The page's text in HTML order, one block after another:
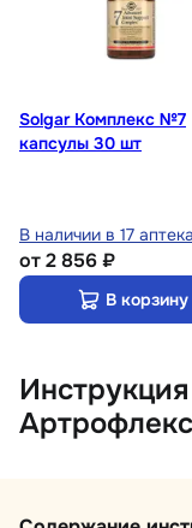
Solgar Комплекс №7
капсулы 30 шт
В наличии в 17
от2 856 ₽
В корзину